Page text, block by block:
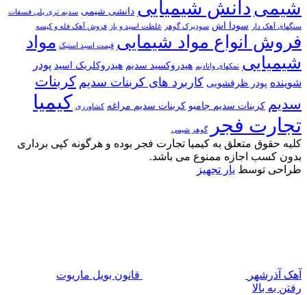
شیمی دانش شیمیایی دانشی شیمی سدیم تری پلی فسفات
سنگهای آهک دار
سودا اش سودپرک گوهر غلظت اسید و باز فروش آهک فله و کیسه
فروش انواع مواد شیمایی قیمت اسید استیک مواد
شیمیایی نمکهای وانادیم هیدروکسید سدیم هیدروکلریک اسید پودر
شوینده پودر ظرفشویی کاربرد های کربنات سدیم کربنات
سدیم کربنات سدیم جامبو کربنات سدیم مراغه کشاورزی کیمیا
تجارت فجر
گوهر شیمی
کلیه حقوق متعلق به کیمیا تجارت فجر بوده و هرگونه کپی برداری
بدون کسب اجازه ممنوع می باشد.
طراحی توسط یار تجهیز
آهک آذرشهر
قانون بویل ماریوت
رفتن به بالا